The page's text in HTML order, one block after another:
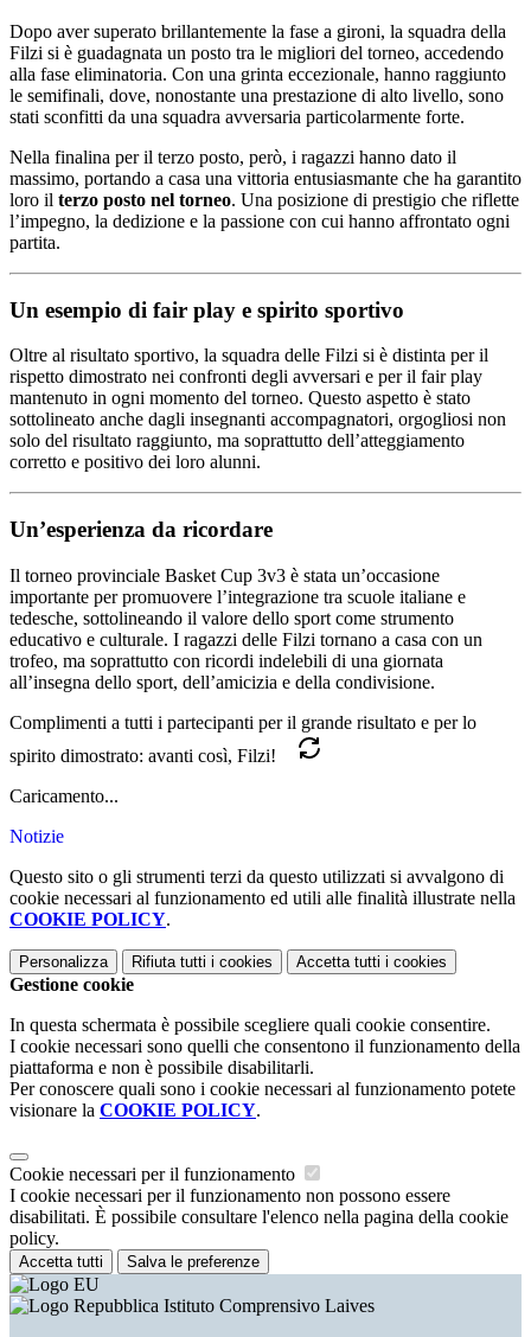
Dopo aver superato brillantemente la fase a gironi, la squadra della
Filzi si è guadagnata un posto tra le migliori del torneo, accedendo
alla fase eliminatoria. Con una grinta eccezionale, hanno raggiunto
le semifinali, dove, nonostante una prestazione di alto livello, sono
stati sconfitti da una squadra avversaria particolarmente forte.
Nella finalina per il terzo posto, però, i ragazzi hanno dato il
massimo, portando a casa una vittoria entusiasmante che ha garantito
loro il terzo posto nel torneo. Una posizione di prestigio che riflette
l’impegno, la dedizione e la passione con cui hanno affrontato ogni
partita.
Un esempio di fair play e spirito sportivo
Oltre al risultato sportivo, la squadra delle Filzi si è distinta per il
rispetto dimostrato nei confronti degli avversari e per il fair play
mantenuto in ogni momento del torneo. Questo aspetto è stato
sottolineato anche dagli insegnanti accompagnatori, orgogliosi non
solo del risultato raggiunto, ma soprattutto dell’atteggiamento
corretto e positivo dei loro alunni.
Un’esperienza da ricordare
Il torneo provinciale Basket Cup 3v3 è stata un’occasione
importante per promuovere l’integrazione tra scuole italiane e
tedesche, sottolineando il valore dello sport come strumento
educativo e culturale. I ragazzi delle Filzi tornano a casa con un
trofeo, ma soprattutto con ricordi indelebili di una giornata
all’insegna dello sport, dell’amicizia e della condivisione.
Complimenti a tutti i partecipanti per il grande risultato e per lo
spirito dimostrato: avanti così, Filzi!
Caricamento...
Notizie
Questo sito o gli strumenti terzi da questo utilizzati si avvalgono di
cookie necessari al funzionamento ed utili alle finalità illustrate nella
COOKIE POLICY.
Personalizza Rifiuta tutti i cookies Accetta tutti i cookies
Gestione cookie
In questa schermata è possibile scegliere quali cookie consentire.
I cookie necessari sono quelli che consentono il funzionamento della
piattaforma e non è possibile disabilitarli.
Per conoscere quali sono i cookie necessari al funzionamento potete
visionare la COOKIE POLICY.
Cookie necessari per il funzionamento
I cookie necessari per il funzionamento non possono essere
disabilitati. È possibile consultare l'elenco nella pagina della cookie
policy.
Accetta tutti Salva le preferenze
Istituto Comprensivo Laives